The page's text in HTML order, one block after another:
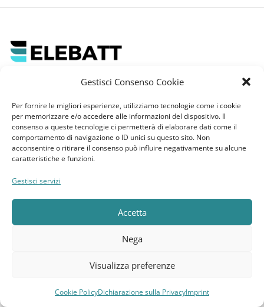
Gestisci Consenso Cookie
Per fornire le migliori esperienze, utilizziamo tecnologie come i cookie
per memorizzare e/o accedere alle informazioni del dispositivo. Il
consenso a queste tecnologie ci permetterà di elaborare dati come il
comportamento di navigazione o ID unici su questo sito. Non
acconsentire o ritirare il consenso può influire negativamente su alcune
caratteristiche e funzioni.
Gestisci servizi
Accetta
Nega
Visualizza preferenze
Cookie PolicyDichiarazione sulla PrivacyImprint
affidabile per lavendita batterie onlinee
non solo.
News
Cookie Policy
Lista dei desideri
CarrelloMenu